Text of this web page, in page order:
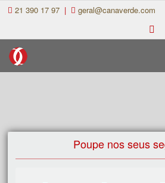
21 390 17 97 | geral@canaverde.com
Poupe nos seus